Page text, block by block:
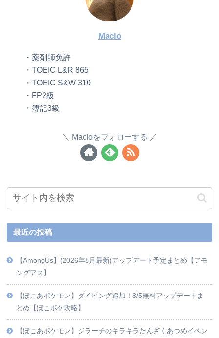
Maclo
・薬剤師免許
・TOEIC L&R 865
・TOEIC S&W 310
・FP2級
・簿記3級
Macloをフォローする
最近の投稿
【AmongUs】(2026年8月最新)アップデート予定まとめ【アモ
ングアス】
【ぽこあポケモン】ダイビング追加！8/5無料アップデートま
とめ【ぽこポケ攻略】
【ぽこあポケモン】ジラーチのキラキラたんざくあつめイベン